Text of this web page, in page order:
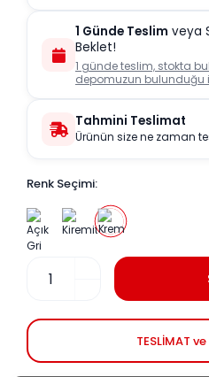
1 Günde Teslim veya
Beklet!
1 günde teslim, stokta
depomuzun bulunduğu
Tahmini Teslimat
Ürünün size ne zaman
Renk Seçimi:
TESLİMAT